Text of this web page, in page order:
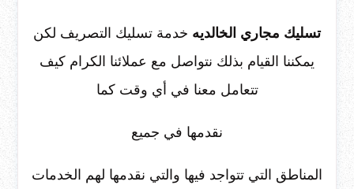
تسليك مجاري الخالديه خدمة تسليك التصريف لكن
يمكننا القيام بذلك نتواصل مع عملائنا الكرام كيف
تتعامل معنا في أي وقت كما
نقدمها في جميع
المناطق التي تتواجد فيها والتي نقدمها لهم الخدمات